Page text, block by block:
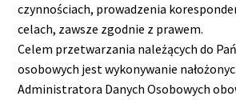
czynnościach, prowadzenia
celach, zawsze zgodnie z prawem.
Celem przetwarzania należących do
osobowych jest wykonywanie
Administratora Danych Osobowych